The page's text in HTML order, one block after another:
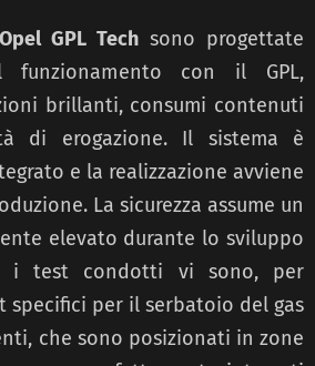
Opel GPL Tech sono progettate
funzionamento con il GPL,
brillanti, consumi contenuti
di erogazione. Il sistema è
e la realizzazione avviene
La sicurezza assume un
elevato durante lo sviluppo
i test condotti vi sono, per
specifici per il serbatoio del gas
che sono posizionati in zone